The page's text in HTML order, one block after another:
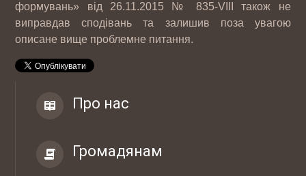
формувань» від 26.11.2015 № 835-VIII також не
виправдав сподівань та залишив поза увагою
описане вище проблемне питання.
Про нас
Громадянам
PARTS
10-05 2017 ТОВ "РЕЙДЖ ЕНЕРДЖІ"